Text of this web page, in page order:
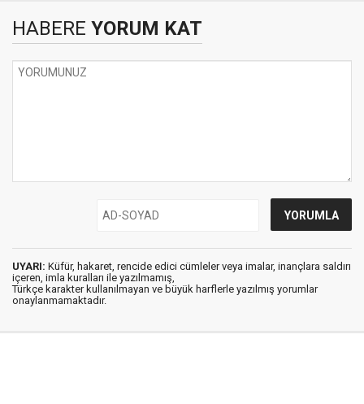
HABERE YORUM KAT
UYARI: Küfür, hakaret, rencide edici cümleler veya imalar, inançlara saldırı
içeren, imla kuralları ile yazılmamış,
Türkçe karakter kullanılmayan ve büyük harflerle yazılmış yorumlar
onaylanmamaktadır.